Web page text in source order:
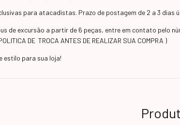
para atacadistas. Prazo de postagem de 2 a 3 dias
de excursão a partir de 6 peças, entre em contato pelo
DE TROCA ANTES DE REALIZAR SUA COMPRA )
estilo para sua loja!